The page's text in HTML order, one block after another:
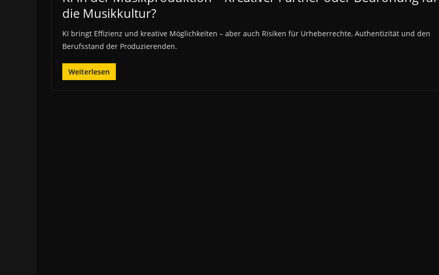
die Musikkultur?
KI bringt Effizienz und kreative Möglichkeiten – aber auch Risiken für Urheberrechte, Authentizität und den
Berufsstand der Produzierenden.
Weiterlesen